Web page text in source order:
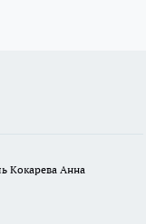
Кокарева Анна